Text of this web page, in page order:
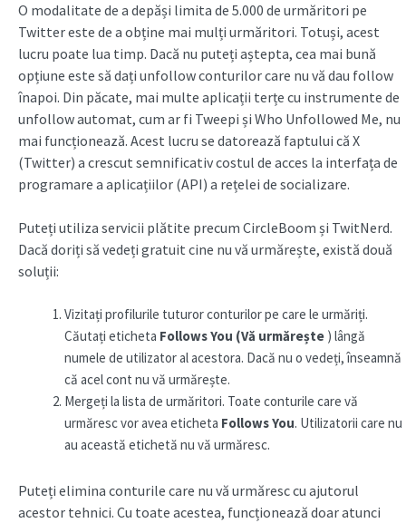
O modalitate de a depăși limita de 5.000 de urmăritori pe
Twitter este de a obține mai mulți urmăritori. Totuși, acest
lucru poate lua timp. Dacă nu puteți aștepta, cea mai bună
opțiune este să dați unfollow conturilor care nu vă dau follow
înapoi. Din păcate, mai multe aplicații terțe cu instrumente de
unfollow automat, cum ar fi Tweepi și Who Unfollowed Me, nu
mai funcționează. Acest lucru se datorează faptului că X
(Twitter) a crescut semnificativ costul de acces la interfața de
programare a aplicațiilor (API) a rețelei de socializare.
Puteți utiliza servicii plătite precum CircleBoom și TwitNerd.
Dacă doriți să vedeți gratuit cine nu vă urmărește, există două
soluții:
Vizitați profilurile tuturor conturilor pe care le urmăriți.
Căutați eticheta Follows You (Vă urmărește ) lângă
numele de utilizator al acestora. Dacă nu o vedeți, înseamnă
că acel cont nu vă urmărește.
Mergeți la lista de urmăritori. Toate conturile care vă
urmăresc vor avea eticheta Follows You. Utilizatorii care nu
au această etichetă nu vă urmăresc.
Puteți elimina conturile care nu vă urmăresc cu ajutorul
acestor tehnici. Cu toate acestea, funcționează doar atunci